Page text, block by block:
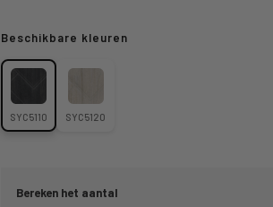
Bereken het aantal
Beschikbare kleuren
SYC5110 SYC5120